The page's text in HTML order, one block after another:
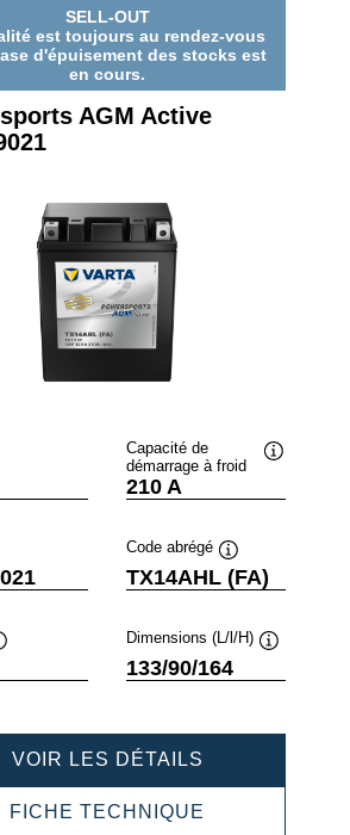
SELL-OUT
est toujours au rendez-vous
d'épuisement des stocks est
en cours.
AGM Active
Capacité de
démarrage à froid
210 A
Code abrégé
Infobulle
TX14AHL (FA)
Dimensions (L/l/H)
133/90/164
VOIR LES DÉTAILS
ACTIVE
512919021
FICHE TECHNIQUE